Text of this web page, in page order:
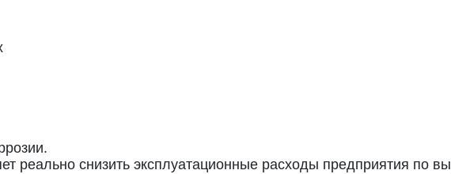
реально снизить эксплуатационные расходы предприятия по